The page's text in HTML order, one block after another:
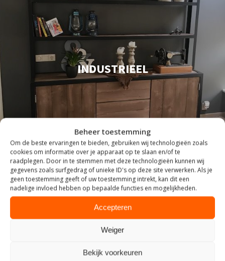
Beheer toestemming
Om de beste ervaringen te bieden, gebruiken wij technologieën zoals
cookies om informatie over je apparaat op te slaan en/of te
raadplegen. Door in te stemmen met deze technologieën kunnen wij
gegevens zoals surfgedrag of unieke ID's op deze site verwerken. Als je
geen toestemming geeft of uw toestemming intrekt, kan dit een
nadelige invloed hebben op bepaalde functies en mogelijkheden.
Accepteren
Weiger
Bekijk voorkeuren
INDUSTRIEEL